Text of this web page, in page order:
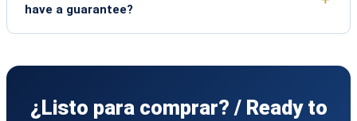
have a guarantee?
¿Listo para comprar? / Ready to